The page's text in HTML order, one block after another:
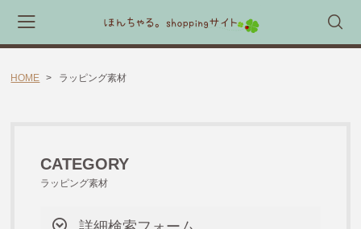
🎈送料無料 アイテム🎈
HOME ラッピング素材
CATEGORY
ラッピング素材